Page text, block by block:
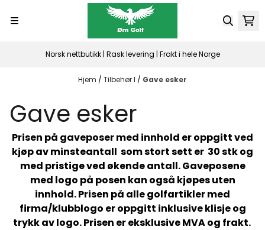
Norsk nettbutikk | Rask levering | Frakt i hele Norge
Hjem / Tilbehør I / Gave esker
Gave esker
Prisen på gaveposer med innhold er oppgitt ved
kjøp av minsteantall som stort sett er 30 stk og
med pristige ved økende antall. Gaveposene
med logo på posen kan også kjøpes uten
innhold. Prisen på alle golfartikler med
firma/klubblogo er oppgitt inklusive klisje og
trykk av logo. Prisen er eksklusive MVA og frakt.